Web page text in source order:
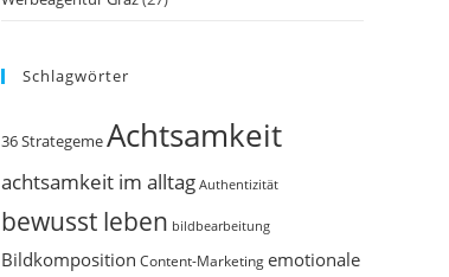
Schlagwörter
36 StrategemeAchtsamkeit
achtsamkeit im alltag Authentizität
bewusst leben bildbearbeitung
Bildkomposition Content-Marketingemotionale